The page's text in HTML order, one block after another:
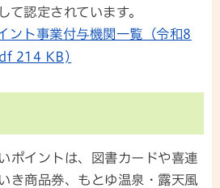
て認定されています。
ント事業付与機関一覧（令和8
214 KB)
ポイントは、図書カードや喜連
き商品券、もとゆ温泉・露天風